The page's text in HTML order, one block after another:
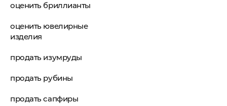
оценить бриллианты
оценить ювелирные
изделия
продать изумруды
продать рубины
продать сапфиры